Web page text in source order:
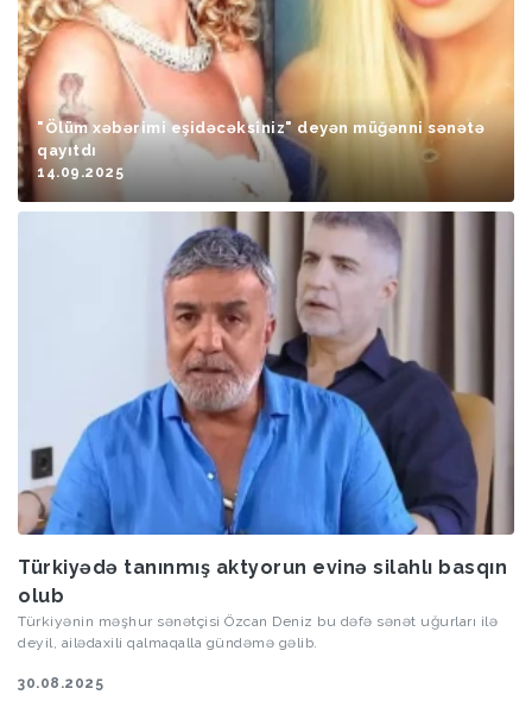
"Ölüm xəbərimi eşidəcəksiniz" deyən müğənni sənətə
qayıtdı
14.09.2025
Türkiyədə tanınmış aktyorun evinə silahlı basqın
olub
Türkiyənin məşhur sənətçisi Özcan Deniz bu dəfə sənət uğurları ilə
deyil, ailədaxili qalmaqalla gündəmə gəlib.
30.08.2025